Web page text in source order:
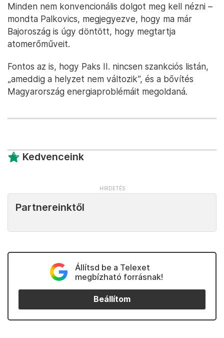
Minden nem konvencionális dolgot meg kell nézni –
mondta Palkovics, megjegyezve, hogy ma már
Bajoroszág is úgy döntött, hogy megtartja
atomerőműveit.
Fontos az is, hogy Paks II. nincsen szankciós listán,
„ameddig a helyzet nem változik”, és a bővítés
Magyarország energiaproblémáit megoldaná.
Kedvenceink
Partnereinktől
Állítsd be a Telexet
megbízható forrásnak!
Beállítom